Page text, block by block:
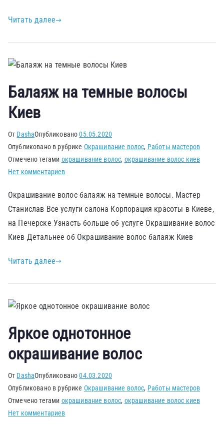
Читать далее
Балаяж на темные волосы
Киев
От DashaОпубликовано05.05.2020
Опубликовано в рубрике Окрашивание волос, Работы мастеров
Отмечено тегами окрашивание волос, окрашивание волос киев
Нет комментариев
Окрашивание волос балаяж на темные волосы. Мастер
Станислав Все услуги салона Корпорация красоты в Киеве,
на Печерске Узнасть больше об услуге Окрашивание волос
Киев Детальнее об Окрашивание волос балаяж Киев
Читать далее
Яркое однотонное
окрашивание волос
От DashaОпубликовано04.03.2020
Опубликовано в рубрике Окрашивание волос, Работы мастеров
Отмечено тегами окрашивание волос, окрашивание волос киев
Нет комментариев